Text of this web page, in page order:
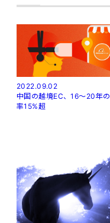
2022.09.02
中国の越境EC、16～20年
率15%超